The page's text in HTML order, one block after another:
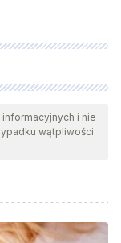
zapewnienia ich
Bibliografia
1993.
progreso” enNoua
i nie
wątpliwości